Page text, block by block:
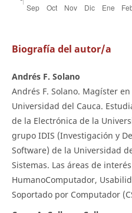
Biografía del autor/a
Andrés F. Solano
Andrés F. Solano. Magíster
Universidad del Cauca.
de la Electrónica de la
grupo IDIS (Investigación y
Software) de la Universidad
Sistemas. Las áreas de
HumanoComputador,
Soportado por Computador